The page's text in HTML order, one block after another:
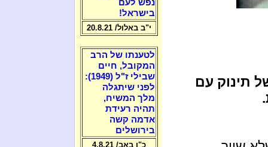
תינוק עם
נפש לעם
בישראל!
י"ב באלול/ 20.8.21
לטענתו של הרב
המקובל, חיים
שבילי ז"ל (1949):
לפני שיתגלה
מלך המשיח,
תהיה רעידת
אדמה קשה
בירושלים
כ"ו באב/ 4.8.21